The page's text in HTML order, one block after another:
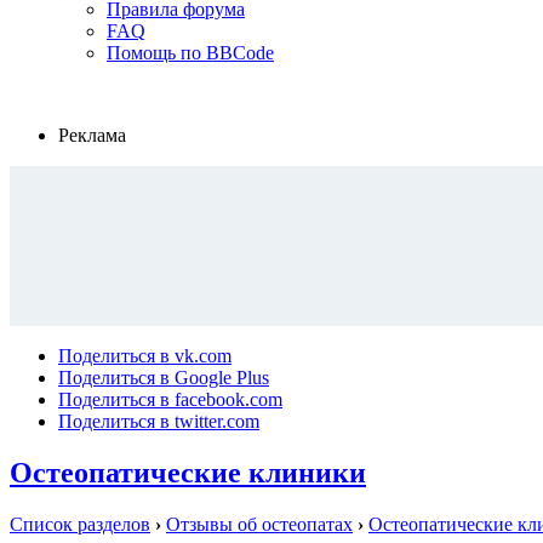
Правила форума
FAQ
Помощь по BBCode
Реклама
Поделиться в vk.com
Поделиться в Google Plus
Поделиться в facebook.com
Поделиться в twitter.com
Остеопатические клиники
Список разделов › Отзывы об остеопатах › Остеопатические